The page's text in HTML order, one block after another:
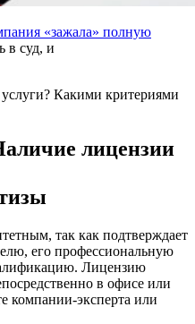
«зажала» полную
в суд, и
Какими критериями
лицензии
так как подтверждает
его профессиональную
Лицензию
в офисе или
компании-эксперта или